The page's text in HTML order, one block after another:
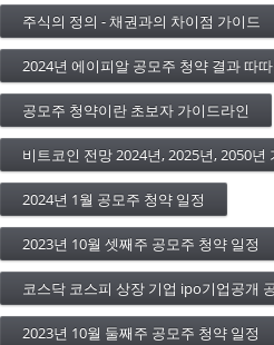
주식의 정의 - 채권과의 차이점 가이드
2024년 에이피알 공모주 청약 결과 따
공모주 청약이란 초보자 가이드라인
비트코인 전망 2024년, 2025년, 2050년
2024년 1월 공모주 청약 일정
2023년 10월 셋째주 공모주 청약 일정
코스닥 코스피 상장 기업 ipo기업공개
2023년 10월 둘째주 공모주 청약 일정